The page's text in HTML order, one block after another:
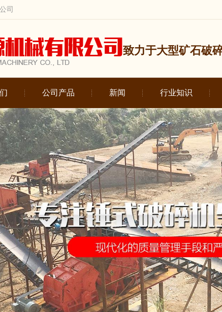
司
致力于大型矿石破
公司产品 新闻 行业知识